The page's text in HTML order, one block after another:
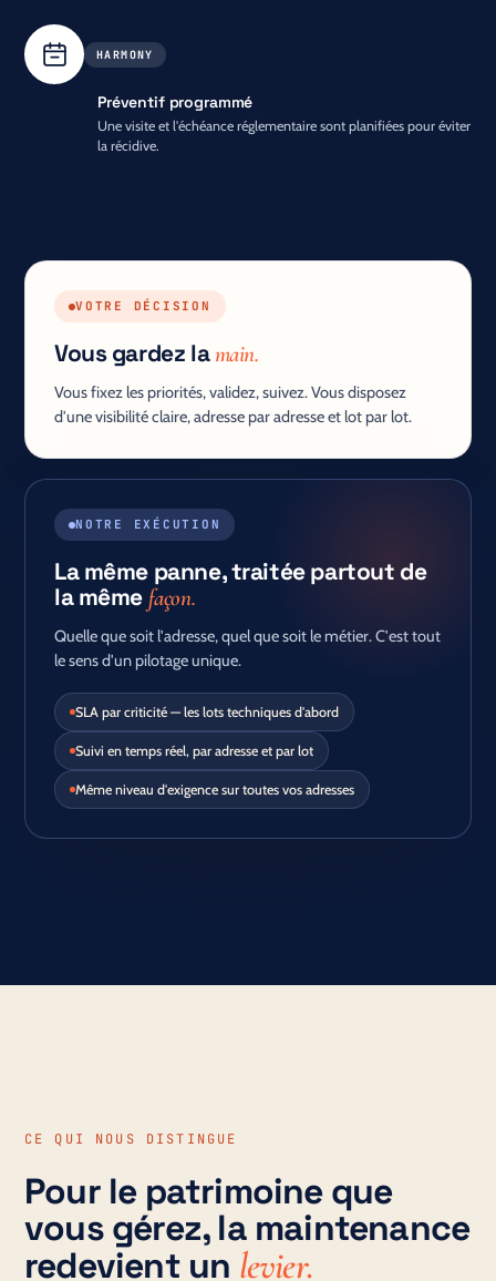
HARMONY
Préventif programmé
Une visite et l'échéance réglementaire sont planifiées pour éviter
la récidive.
VOTRE DÉCISION
Vous gardez lamain.
Vous fixez les priorités, validez, suivez. Vous disposez
d'une visibilité claire, adresse par adresse et lot par lot.
NOTRE EXÉCUTION
La même panne, traitée partout de
la même façon.
Quelle que soit l'adresse, quel que soit le métier. C'est tout
le sens d'un pilotage unique.
SLA par criticité — les lots techniques d'abord
Suivi en temps réel, par adresse et par lot
Même niveau d'exigence sur toutes vos adresses
CE QUI NOUS DISTINGUE
Pour le patrimoine que
vous gérez, la maintenance
redevient un levier.